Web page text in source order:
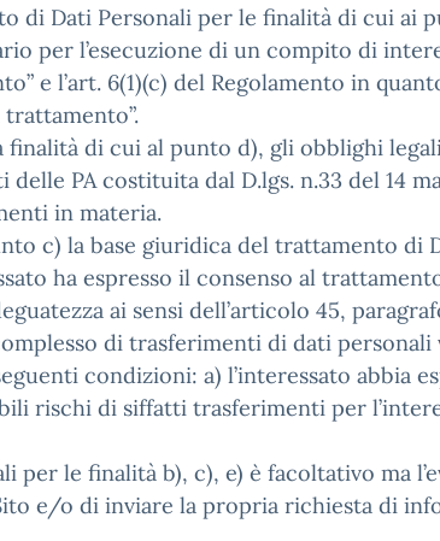
di Dati Personali per le finalità di cui ai
per l’esecuzione di un compito di
e l’art. 6(1)(c) del Regolamento in
di cui al punto d), gli obblighi
PA costituita dal D.lgs. n.33 del 14
in materia.
c) la base giuridica del trattamento di
ha espresso il consenso al
ai sensi dell’articolo 45,
di trasferimenti di dati personali
condizioni: a) l’interessato
rischi di siffatti trasferimenti per
per le finalità b), c), e) è facoltativo ma
e/o di inviare la propria richiesta di